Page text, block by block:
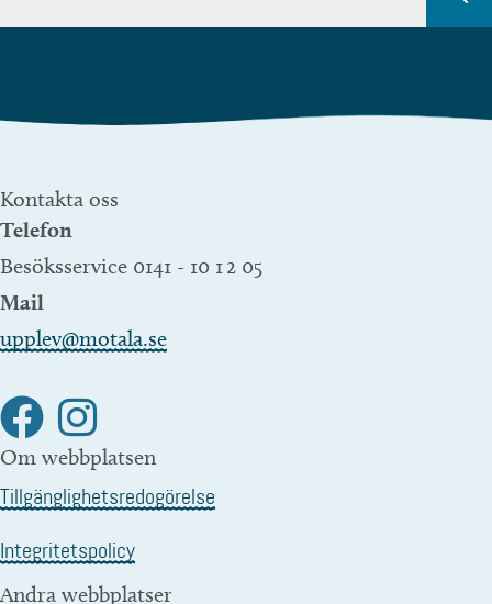
Kontakta oss
Telefon
Besöksservice 0141 - 10 1 2 05
Mail
upplev@motala.se
Om webbplatsen
Tillgänglighetsredogörelse
Integritetspolicy
Andra webbplatser